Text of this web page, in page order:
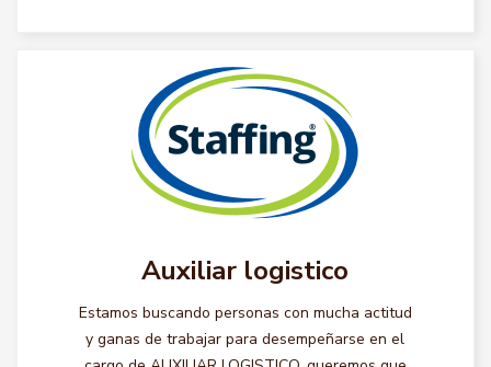
Auxiliar logistico
Estamos buscando personas con mucha actitud
y ganas de trabajar para desempeñarse en el